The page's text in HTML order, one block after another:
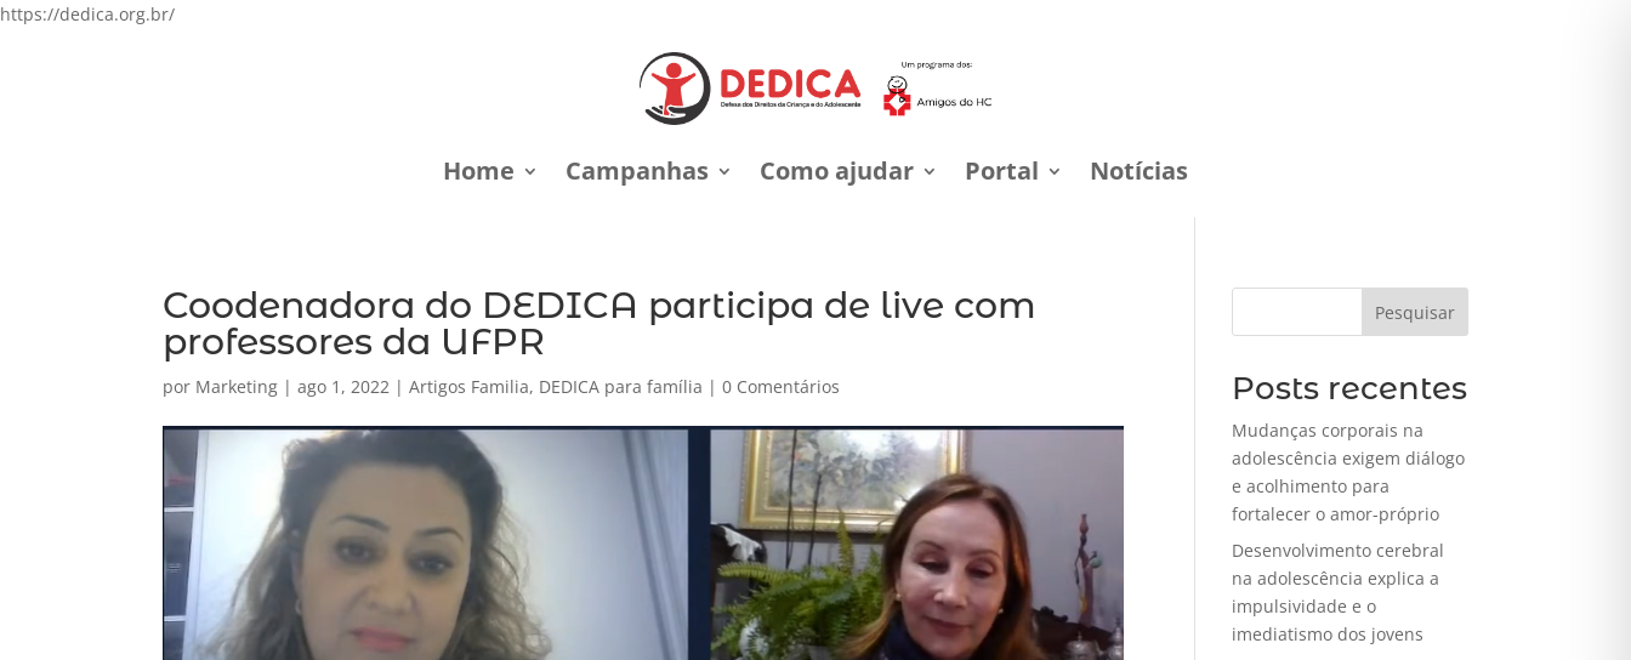
https://dedica.org.br/
Home Campanhas Como ajudar Portal Notícias
Coodenadora do DEDICA participa de live com
professores da UFPR
por Marketing |ago 1, 2022 |Artigos Familia, DEDICA para família |0 Comentários
Pesquisar
Posts recentes
Mudanças corporais na
adolescência exigem diálogo
e acolhimento para
fortalecer o amor-próprio
Desenvolvimento cerebral
na adolescência explica a
impulsividade e o
imediatismo dos jovens